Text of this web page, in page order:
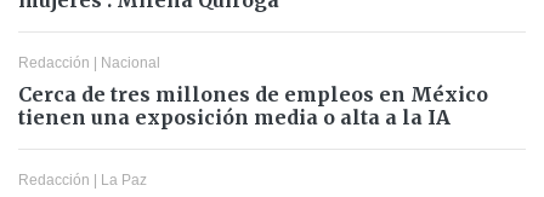
Redacción | Nacional
Cerca de tres millones de empleos en México
tienen una exposición media o alta a la IA
Redacción | La Paz